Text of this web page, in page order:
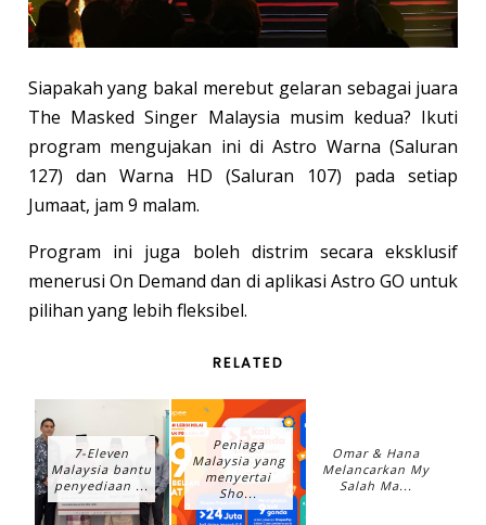
Siapakah yang bakal merebut gelaran sebagai juara
The Masked Singer Malaysia musim kedua? Ikuti
program mengujakan ini di Astro Warna (Saluran
127) dan Warna HD (Saluran 107) pada setiap
Jumaat, jam 9 malam.
Program ini juga boleh distrim secara eksklusif
menerusi On Demand dan di aplikasi Astro GO untuk
pilihan yang lebih fleksibel.
RELATED
7-Eleven
Malaysia bantu
penyediaan ...
Peniaga
Malaysia yang
menyertai
Sho...
Omar & Hana
Melancarkan My
Salah Ma...